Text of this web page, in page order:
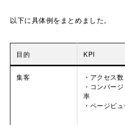
以下に具体例をまとめました。
目的 KPI
集客
・アクセス数
・コンバー
率
・ページビ